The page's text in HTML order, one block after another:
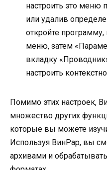
настроить это меню
или удалив
откройте
меню, затем
вкладку
настроить
Помимо этих настроек,
множество других
которые вы можете
Используя ВинРар, вы
архивами и